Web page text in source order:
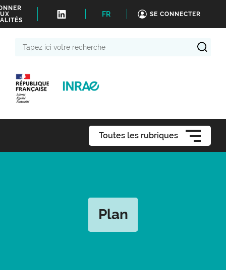
FR SE CONNECTER
Toutes les rubriques
Plan